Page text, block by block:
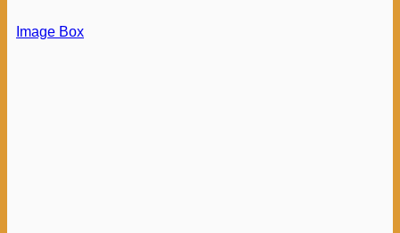
Image Box